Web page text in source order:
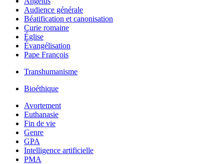
Audience générale
Béatification et canonisation
Curie romaine
Église
Évangélisation
Pape François
Transhumanisme
Bioéthique
Avortement
Euthanasie
Fin de vie
Genre
GPA
Intelligence artificielle
PMA